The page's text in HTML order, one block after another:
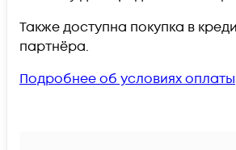
Также доступна покупка в
партнёра.
Подробнее об условиях оплаты